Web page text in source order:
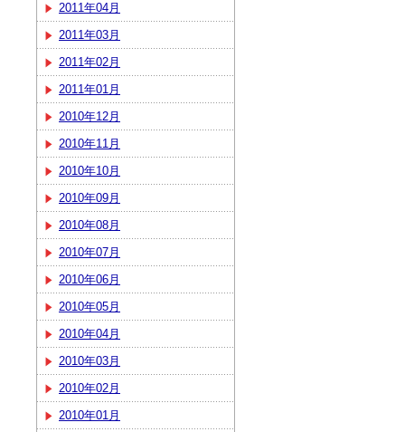
2011年04月
2011年03月
2011年02月
2011年01月
2010年12月
2010年11月
2010年10月
2010年09月
2010年08月
2010年07月
2010年06月
2010年05月
2010年04月
2010年03月
2010年02月
2010年01月